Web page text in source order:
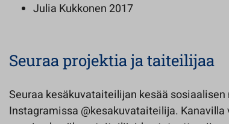
Julia Kukkonen 2017
Seuraa projektia ja taiteilijaa
Seuraa kesäkuvataiteilijan kesää
Instagramissa @kesakuvataiteilija.